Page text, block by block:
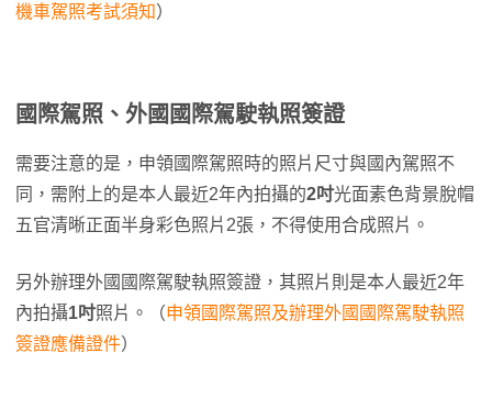
機車駕照考試須知）
國際駕照、外國國際駕駛執照簽證
需要注意的是，申領國際駕照時的照片尺寸與國內駕照不
同，需附上的是本人最近2年內拍攝的2吋光面素色背景脫帽
五官清晰正面半身彩色照片2張，不得使用合成照片。
另外辦理外國國際駕駛執照簽證，其照片則是本人最近2年
內拍攝1吋照片。（申領國際駕照及辦理外國國際駕駛執照
簽證應備證件）